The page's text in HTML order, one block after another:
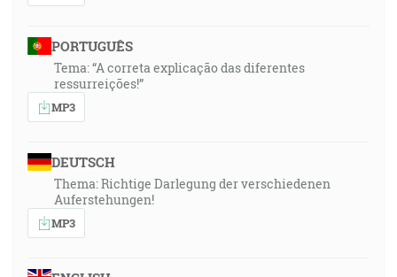
PORTUGUÊS
Tema: “A correta explicação das diferentes
ressurreições!”
MP3
DEUTSCH
Thema: Richtige Darlegung der verschiedenen
Auferstehungen!
MP3